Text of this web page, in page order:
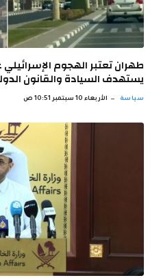
طهران تعتبر الهجوم
يستهدف السيادة والقانون
سياسة الأربعاء 10 سبتمبر 10:51 ص